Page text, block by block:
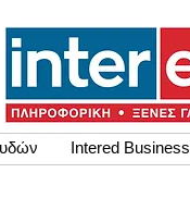
Intered Business